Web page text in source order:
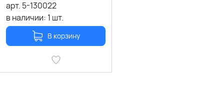
арт. 5-130022
в наличии: 1 шт.
В корзину